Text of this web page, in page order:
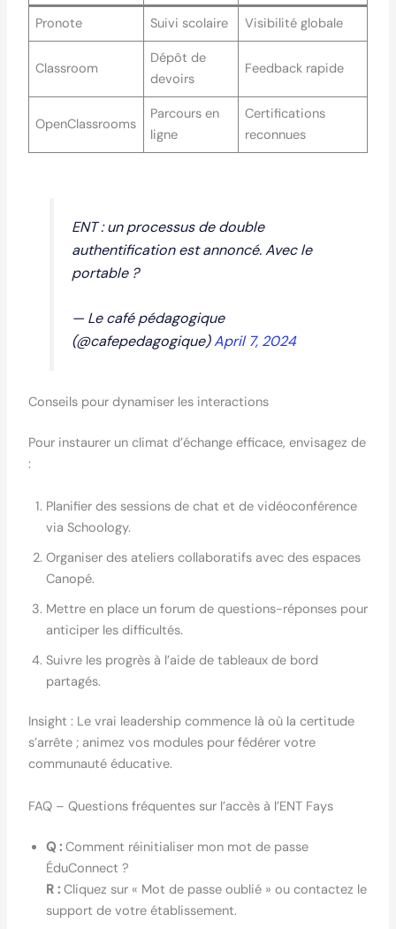
Pronote Suivi scolaire Visibilité globale
Classroom
Dépôt de
devoirs
Feedback rapide
OpenClassrooms
Parcours en
ligne
Certifications
reconnues
ENT : un processus de double
authentification est annoncé. Avec le
portable ?
— Le café pédagogique
(@cafepedagogique)April 7, 2024
Conseils pour dynamiser les interactions
Pour instaurer un climat d’échange efficace, envisagez de
:
Planifier des sessions de chat et de vidéoconférence
via Schoology.
Organiser des ateliers collaboratifs avec des espaces
Canopé.
Mettre en place un forum de questions-réponses pour
anticiper les difficultés.
Suivre les progrès à l’aide de tableaux de bord
partagés.
Insight : Le vrai leadership commence là où la certitude
s’arrête ; animez vos modules pour fédérer votre
communauté éducative.
FAQ – Questions fréquentes sur l’accès à l’ENT Fays
Q :Comment réinitialiser mon mot de passe
ÉduConnect ?
R :Cliquez sur « Mot de passe oublié » ou contactez le
support de votre établissement.